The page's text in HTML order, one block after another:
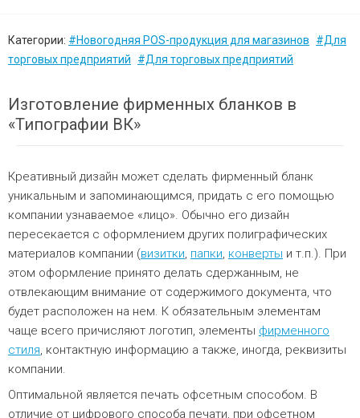
Категории: #Новогодняя POS-продукция для магазинов
#Для
торговых предприятий
#Для торговых предприятий
Изготовление фирменных бланков в
«Типографии ВК»
Креативный дизайн может сделать фирменный бланк
уникальным и запоминающимся, придать с его помощью
компании узнаваемое «лицо». Обычно его дизайн
пересекается с оформлением других полиграфических
материалов компании (визитки, папки, конверты и т.п.). При
этом оформление принято делать сдержанным, не
отвлекающим внимание от содержимого документа, что
будет расположен на нем. К обязательным элементам
чаще всего причисляют логотип, элементы фирменного
стиля, контактную информацию а также, иногда, реквизиты
компании.
Оптимальной является печать офсетным способом. В
отличие от цифрового способа печати, при офсетном